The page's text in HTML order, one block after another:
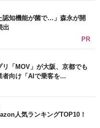
認知機能が菌で…」森永が開
出
PR
リ「MOV」が大阪、京都でも
向け「AIで乗客を...
人気ランキングTOP10！